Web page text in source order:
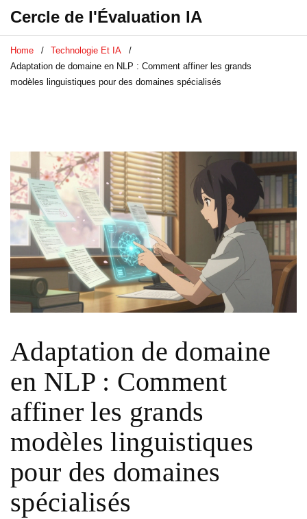
Cercle de l'Évaluation IA
Home
Technologie Et IA
Adaptation de domaine en NLP : Comment affiner les grands
modèles linguistiques pour des domaines spécialisés
Adaptation de domaine
en NLP : Comment
affiner les grands
modèles linguistiques
pour des domaines
spécialisés